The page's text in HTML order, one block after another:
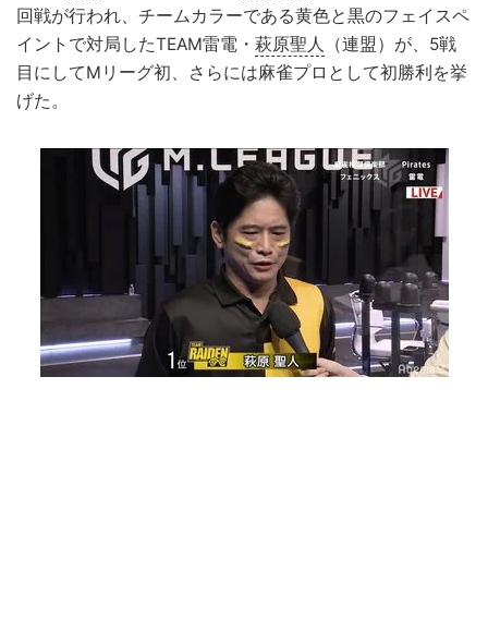
回戦が行われ、チームカラーである黄色と黒のフェイスペ
イントで対局したTEAM雷電・ 萩原聖人
（連盟）が、5戦
目にしてMリーグ初、さらには麻雀プロとして初勝利を挙
げた。